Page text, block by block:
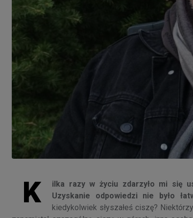
K
ilka razy w życiu zdarzyło mi się
Uzyskanie odpowiedzi nie było
kiedykolwiek słyszałeś ciszę?